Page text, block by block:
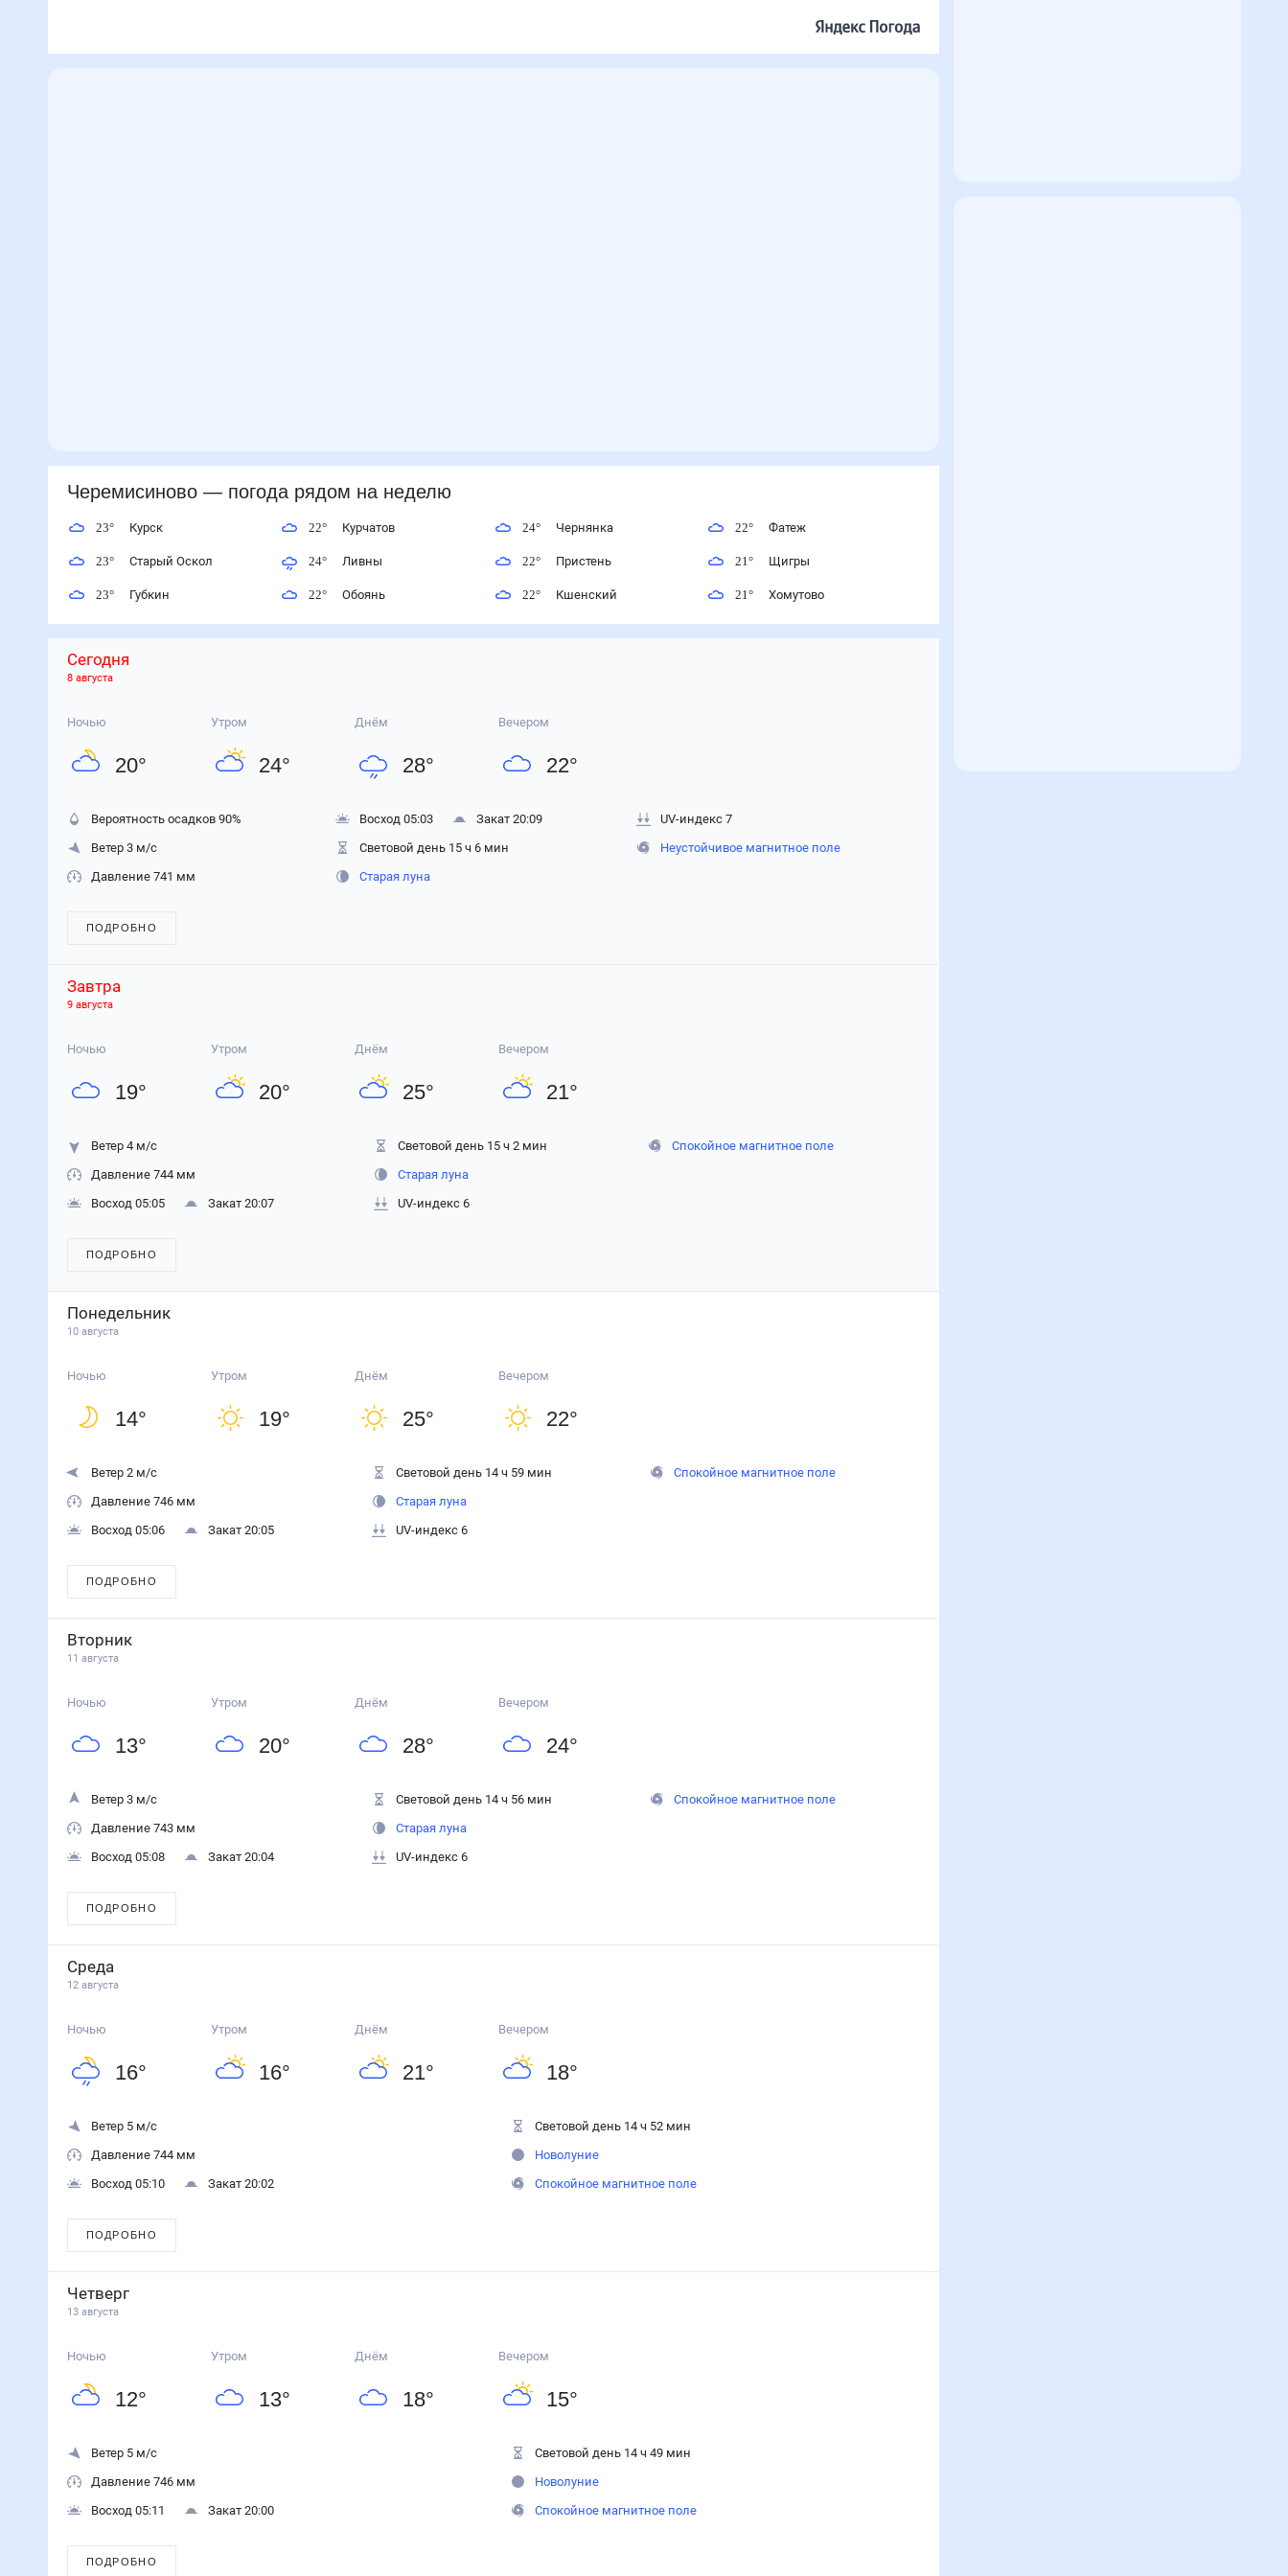
Черемисиново — погода рядом на неделю
23° Курск
23° Старый Оскол
23° Губкин
22° Курчатов
24° Ливны
22° Обоянь
24° Чернянка
22° Пристень
22° Кшенский
22° Фатеж
21° Щигры
21° Хомутово
Сегодня
8 августа
Ночью
20°
Утром
24°
Днём
28°
Вечером
22°
Вероятность осадков 90%
Ветер 3 м/с
Давление 741 мм
Восход 05:03
Закат 20:09
Световой день 15 ч 6 мин
Старая луна
UV-индекс 7
Неустойчивое магнитное поле
ПОДРОБНО
Завтра
9 августа
Ночью
19°
Утром
20°
Днём
25°
Вечером
21°
Ветер 4 м/с
Давление 744 мм
Восход 05:05
Закат 20:07
Световой день 15 ч 2 мин
Старая луна
UV-индекс 6
Спокойное магнитное поле
ПОДРОБНО
Понедельник
10 августа
Ночью
14°
Утром
19°
Днём
25°
Вечером
22°
Ветер 2 м/с
Давление 746 мм
Восход 05:06
Закат 20:05
Световой день 14 ч 59 мин
Старая луна
UV-индекс 6
Спокойное магнитное поле
ПОДРОБНО
Вторник
11 августа
Ночью
13°
Утром
20°
Днём
28°
Вечером
24°
Ветер 3 м/с
Давление 743 мм
Восход 05:08
Закат 20:04
Световой день 14 ч 56 мин
Старая луна
UV-индекс 6
Спокойное магнитное поле
ПОДРОБНО
Среда
12 августа
Ночью
16°
Утром
16°
Днём
21°
Вечером
18°
Ветер 5 м/с
Давление 744 мм
Восход 05:10
Закат 20:02
Световой день 14 ч 52 мин
Новолуние
Спокойное магнитное поле
ПОДРОБНО
Четверг
13 августа
Ночью
12°
Утром
13°
Днём
18°
Вечером
15°
Ветер 5 м/с
Давление 746 мм
Восход 05:11
Закат 20:00
Световой день 14 ч 49 мин
Новолуние
Спокойное магнитное поле
ПОДРОБНО